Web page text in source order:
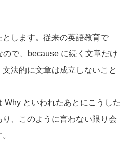
します。従来の英語教育で
で、because に続く文章だけ
法的に文章は成立しないこと
Why といわれたあとにこうした
、このように言わない限り会